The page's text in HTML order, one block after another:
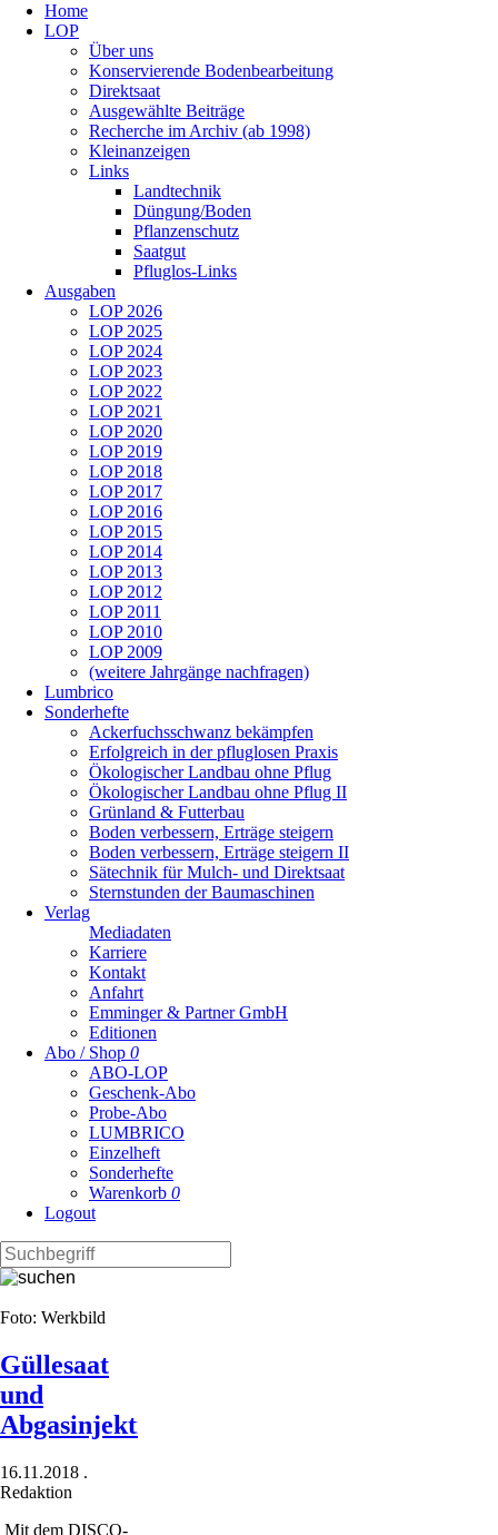
überspringen
Home
LOP
Über uns
Konservierende Bodenbearbeitung
Direktsaat
Ausgewählte Beiträge
Recherche im Archiv (ab 1998)
Kleinanzeigen
Links
Landtechnik
Düngung/Boden
Pflanzenschutz
Saatgut
Pfluglos-Links
Ausgaben
LOP 2026
LOP 2025
LOP 2024
LOP 2023
LOP 2022
LOP 2021
LOP 2020
LOP 2019
LOP 2018
LOP 2017
LOP 2016
LOP 2015
LOP 2014
LOP 2013
LOP 2012
LOP 2011
LOP 2010
LOP 2009
(weitere Jahrgänge nachfragen)
Lumbrico
Sonderhefte
Ackerfuchsschwanz bekämpfen
Erfolgreich in der pfluglosen Praxis
Ökologischer Landbau ohne Pflug
Ökologischer Landbau ohne Pflug II
Grünland & Futterbau
Boden verbessern, Erträge steigern
Boden verbessern, Erträge steigern II
Sätechnik für Mulch- und Direktsaat
Sternstunden der Baumaschinen
Verlag
Mediadaten
Karriere
Kontakt
Anfahrt
Emminger & Partner GmbH
Editionen
Abo / Shop 0
ABO-LOP
Geschenk-Abo
Probe-Abo
LUMBRICO
Einzelheft
Sonderhefte
Warenkorb 0
Logout
Foto: Werkbild
Güllesaat
und
Abgasinjektion
16.11.2018 .
Redaktion
Mit dem DISCO-